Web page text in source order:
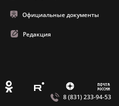
Официальные документы
Редакция
O E Z m
8 (831) 233-94-53